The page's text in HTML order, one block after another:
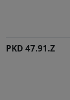
PKD 47.91.Z